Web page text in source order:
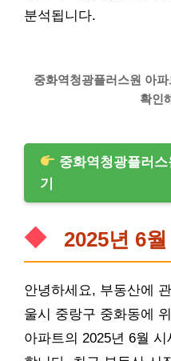
분석됩니다.
중화역청광플러스원 아
확인
중화역청광플러
기
2025년 6
안녕하세요, 부동산에
울시 중랑구 중화동에
아파트의 2025년 6월